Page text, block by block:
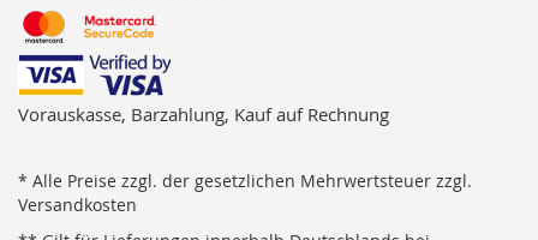
Vorauskasse, Barzahlung, Kauf auf Rechnung
* Alle Preise zzgl. der gesetzlichen Mehrwertsteuer zzgl.
Versandkosten